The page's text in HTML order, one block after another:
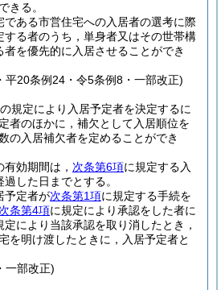
きる。
である市営住宅への入居者の選考に際
する者のうち，単身者又はその世帯構
を優先的に入居させることができ
平20条例24・令5条例8・一部改正)
の規定により入居予定者を決定するに
者のほかに，補欠として入居順位を
の入居補欠者を定めることができ
効期間は， 次条第6項に規定する入
した日までとする。
予定者が次条第1項に規定する手続を
条第4項に規定により承認をした者に
定により当該承認を取り消したとき，
を明け渡したときに，入居予定者と
一部改正)